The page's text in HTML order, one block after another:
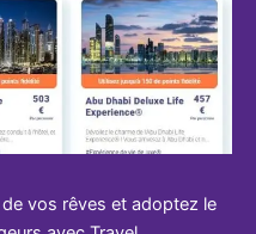
vos rêves et adoptez le